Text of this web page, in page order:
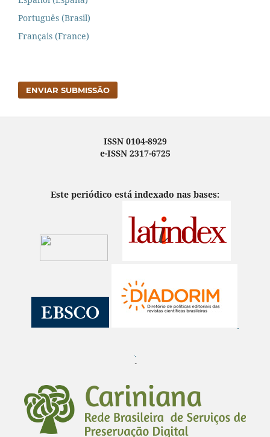
Português (Brasil)
Français (France)
ENVIAR SUBMISSÃO
ISSN 0104-8929
e-ISSN 2317-6725
Este periódico está indexado nas bases:
¨